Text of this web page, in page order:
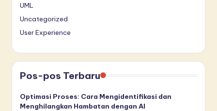
UML
Uncategorized
User Experience
Pos-pos Terbaru
Optimasi Proses: Cara Mengidentifikasi dan
Menghilangkan Hambatan dengan AI